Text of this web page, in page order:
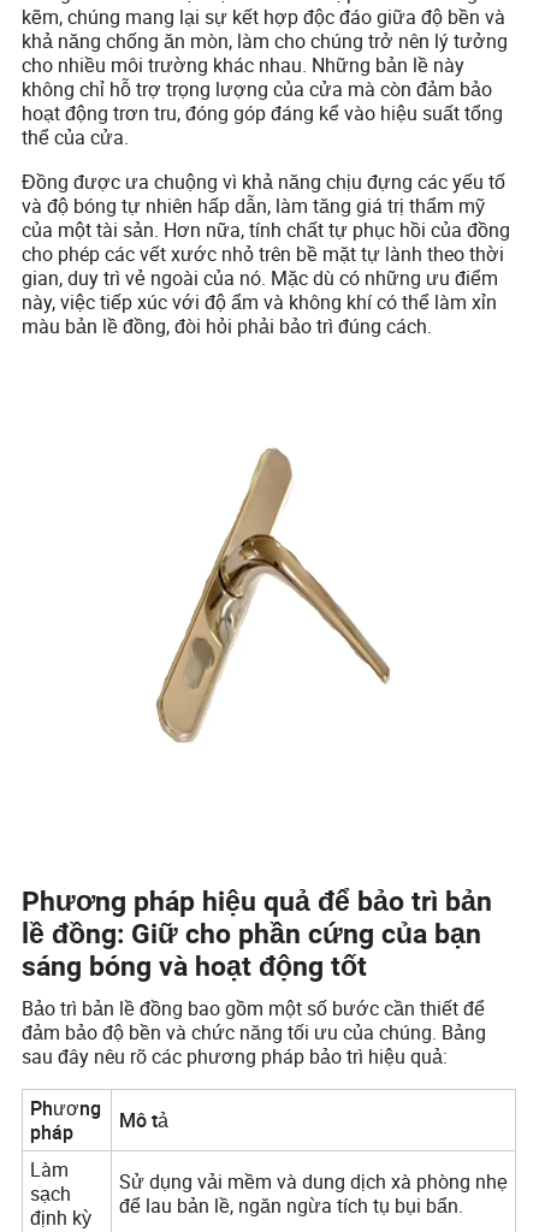
kẽm, chúng mang lại sự kết hợp độc đáo giữa độ bền và
khả năng chống ăn mòn, làm cho chúng trở nên lý tưởng
cho nhiều môi trường khác nhau. Những bản lề này
không chỉ hỗ trợ trọng lượng của cửa mà còn đảm bảo
hoạt động trơn tru, đóng góp đáng kể vào hiệu suất tổng
thể của cửa.
Đồng được ưa chuộng vì khả năng chịu đựng các yếu tố
và độ bóng tự nhiên hấp dẫn, làm tăng giá trị thẩm mỹ
của một tài sản. Hơn nữa, tính chất tự phục hồi của đồng
cho phép các vết xước nhỏ trên bề mặt tự lành theo thời
gian, duy trì vẻ ngoài của nó. Mặc dù có những ưu điểm
này, việc tiếp xúc với độ ẩm và không khí có thể làm xỉn
màu bản lề đồng, đòi hỏi phải bảo trì đúng cách.
Phương pháp hiệu quả để bảo trì bản
lề đồng: Giữ cho phần cứng của bạn
sáng bóng và hoạt động tốt
Bảo trì bản lề đồng bao gồm một số bước cần thiết để
đảm bảo độ bền và chức năng tối ưu của chúng. Bảng
sau đây nêu rõ các phương pháp bảo trì hiệu quả:
Phương
pháp
Mô tả
Làm
sạch
định kỳ
Sử dụng vải mềm và dung dịch xà phòng nhẹ
để lau bản lề, ngăn ngừa tích tụ bụi bẩn.